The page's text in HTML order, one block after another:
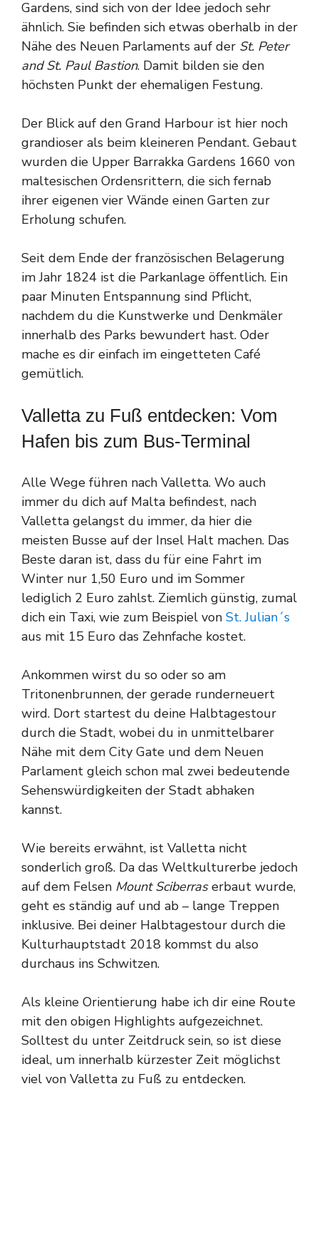
Gardens, sind sich von der Idee jedoch sehr
ähnlich. Sie befinden sich etwas oberhalb in der
Nähe des Neuen Parlaments auf der St. Peter
and St. Paul Bastion. Damit bilden sie den
höchsten Punkt der ehemaligen Festung.
Der Blick auf den Grand Harbour ist hier noch
grandioser als beim kleineren Pendant. Gebaut
wurden die Upper Barrakka Gardens 1660 von
maltesischen Ordensrittern, die sich fernab
ihrer eigenen vier Wände einen Garten zur
Erholung schufen.
Seit dem Ende der französischen Belagerung
im Jahr 1824 ist die Parkanlage öffentlich. Ein
paar Minuten Entspannung sind Pflicht,
nachdem du die Kunstwerke und Denkmäler
innerhalb des Parks bewundert hast. Oder
mache es dir einfach im eingetteten Café
gemütlich.
Valletta zu Fuß entdecken: Vom
Hafen bis zum Bus-Terminal
Alle Wege führen nach Valletta. Wo auch
immer du dich auf Malta befindest, nach
Valletta gelangst du immer, da hier die
meisten Busse auf der Insel Halt machen. Das
Beste daran ist, dass du für eine Fahrt im
Winter nur 1,50 Euro und im Sommer
lediglich 2 Euro zahlst. Ziemlich günstig, zumal
dich ein Taxi, wie zum Beispiel von St. Julian´s
aus mit 15 Euro das Zehnfache kostet.
Ankommen wirst du so oder so am
Tritonenbrunnen, der gerade runderneuert
wird. Dort startest du deine Halbtagestour
durch die Stadt, wobei du in unmittelbarer
Nähe mit dem City Gate und dem Neuen
Parlament gleich schon mal zwei bedeutende
Sehenswürdigkeiten der Stadt abhaken
kannst.
Wie bereits erwähnt, ist Valletta nicht
sonderlich groß. Da das Weltkulturerbe jedoch
auf dem Felsen Mount Sciberraserbaut wurde,
geht es ständig auf und ab – lange Treppen
inklusive. Bei deiner Halbtagestour durch die
Kulturhauptstadt 2018 kommst du also
durchaus ins Schwitzen.
Als kleine Orientierung habe ich dir eine Route
mit den obigen Highlights aufgezeichnet.
Solltest du unter Zeitdruck sein, so ist diese
ideal, um innerhalb kürzester Zeit möglichst
viel von Valletta zu Fuß zu entdecken.